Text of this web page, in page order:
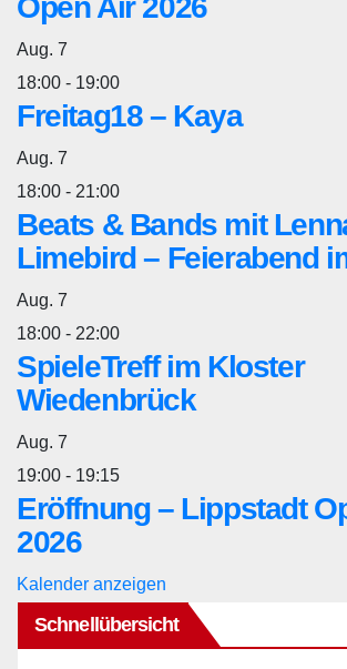
Aug. 7
18:00 - 19:00
Freitag18 – Kaya
Aug. 7
18:00 - 21:00
Beats & Bands mit
Limebird – Feierabend
Aug. 7
18:00 - 22:00
SpieleTreff im Kloster
Wiedenbrück
Aug. 7
19:00 - 19:15
Eröffnung – Lippstadt
2026
Kalender anzeigen
Schnellübersicht